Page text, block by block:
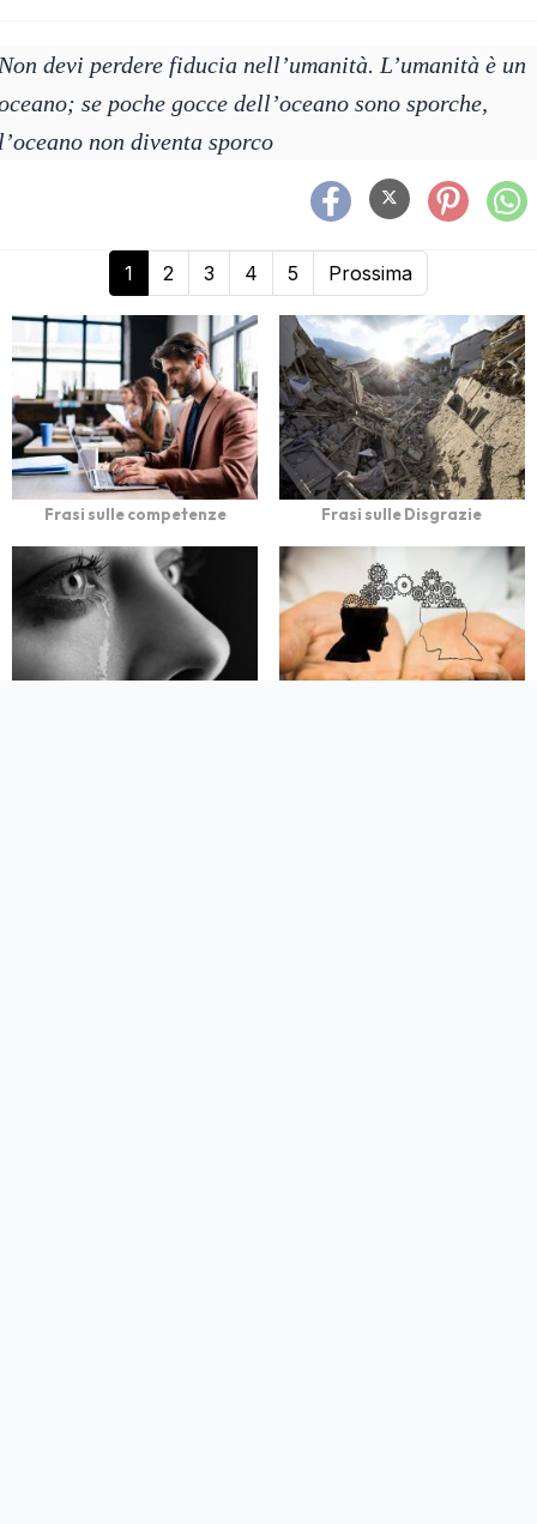
devi perdere fiducia nell’umanità. L’umanità è un
se poche gocce dell’oceano sono sporche,
non diventa sporco
1 2 3 4 5 Prossima
Frasi sulle competenze Frasi sulle Disgrazie